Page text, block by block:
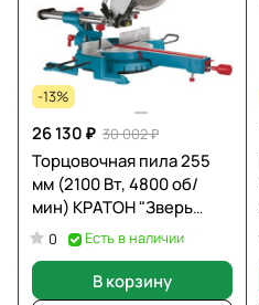
-13%
26 130 ₽ 30 002 ₽
Торцовочная пила 255
мм (2100 Вт, 4800 об/
мин) КРАТОН "Зверь
машина" MS-2100/255-
430L 4 01 07 030
0 Есть в наличии
В корзину